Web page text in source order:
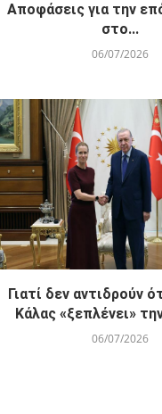
Αποφάσεις για την
στο...
06/07/2026
Γιατί δεν αντιδρούν
Κάλας «ξεπλένει»
06/07/2026